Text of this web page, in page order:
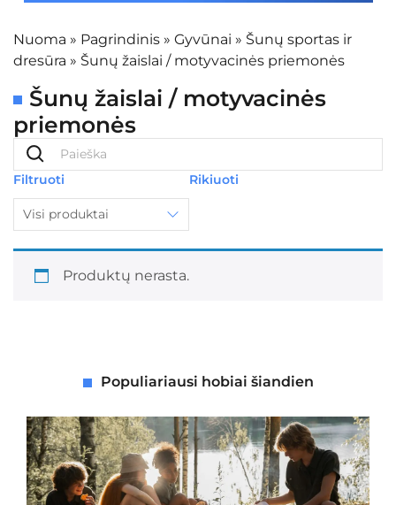
Nuoma » Pagrindinis » Gyvūnai » Šunų sportas ir
dresūra » Šunų žaislai / motyvacinės priemonės
Šunų žaislai / motyvacinės
priemonės
Filtruoti
Visi produktai
Rikiuoti
Produktų nerasta.
Populiariausi hobiai šiandien